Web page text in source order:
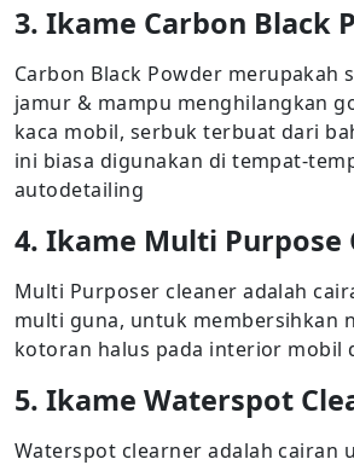
3. Ikame Carbon Black
Carbon Black Powder merupakah
jamur & mampu menghilangkan
kaca mobil, serbuk terbuat dari
ini biasa digunakan di tempat-
autodetailing
4. Ikame Multi Purpose
Multi Purposer cleaner adalah
multi guna, untuk membersihkan
kotoran halus pada interior mobil
5. Ikame Waterspot
Waterspot clearner adalah cairan